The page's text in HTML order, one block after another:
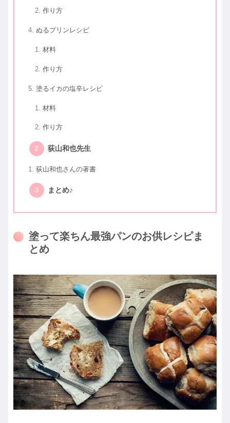
作り方
ぬるプリンレシピ
材料
作り方
塗るイカの塩辛レシピ
材料
作り方
荻山和也先生
荻山和也さんの著書
まとめ♪
塗って楽ちん最強パンのお供レシピま
とめ